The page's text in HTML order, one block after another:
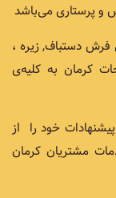
و پرستاری می‌باشد
دستباف, زیره ،
کرمان به کلیه‌ی
خود را از
مشتریان کرمان